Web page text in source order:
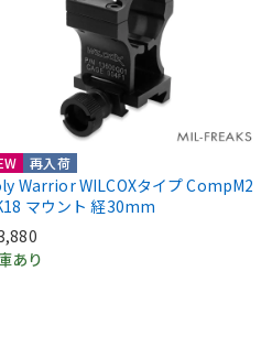
再入荷
Warrior WILCOXタイプ CompM2
マウント 経30mm
あり